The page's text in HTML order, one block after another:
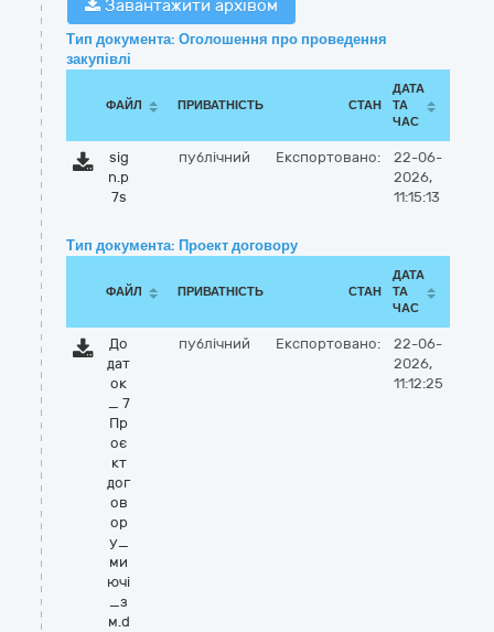
Завантажити архівом
Тип документа: Оголошення про проведення
закупівлі
ФАЙЛ ПРИВАТНІСТЬ СТАН
ДАТА
ТА
ЧАС
sig
n.p
7s
публічний Експортовано:
22-06-
2026,
11:15:13
Тип документа: Проект договору
ФАЙЛ ПРИВАТНІСТЬ СТАН
ДАТА
ТА
ЧАС
До
дат
ок
_ 7
Пр
оє
кт
дог
ов
ор
у_
ми
ючі
_з
м.d
публічний Експортовано:
22-06-
2026,
11:12:25